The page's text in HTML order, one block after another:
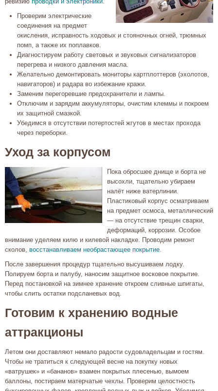
Проверим электрические
соединения на предмет
окисления, исправность ходовых и стояночных огней, трюмных
помп, а также их поплавков.
Диагностируем работу световых и звуковых сигнализаторов
перегрева и низкого давления масла.
Желательно демонтировать мониторы картплоттеров (эхолотов,
навигаторов) и радара во избежание кражи.
Заменим перегоревшие предохранители и лампы.
Отключим и зарядим аккумуляторы, очистим клеммы и покроем
их защитной смазкой.
Убедимся в отсутствии потертостей жгутов в местах прохода
через переборки.
Уход за корпусом
Пока обросшее днище и борта не
высохли, тщательно убираем
налёт ниже ватерлинии.
Пластиковый корпус осматриваем
на предмет осмоса, металлический
— на отсутствие трещин сварки,
деформаций, коррозии. Особое
внимание уделяем килю и килевой накладке. Проводим ремонт
сколов, восстанавливаем необрастающее покрытие.
После завершения процедур тщательно высушиваем лодку.
Полируем борта и палубу, наносим защитное восковое покрытие.
Перед постановкой на зимнее хранение откроем сливные шпигаты,
чтобы слить остатки подсланевых вод.
Готовим к хранению водные
аттракционы
Летом они доставляют немало радости судовладельцам и гостям.
Чтобы не тратиться к следующей весне на покупку новых
«ватрушек» и «бананов» взамен покрытых плесенью, вымоем
баллоны, постираем матерчатые чехлы. Проверим целостность